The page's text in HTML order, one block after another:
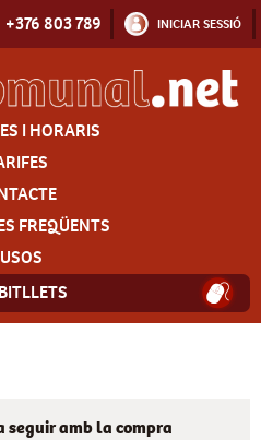
+376 803 789 INICIAR SESSIÓ
I HORARIS
FREQÜENTS
seguir amb la compra